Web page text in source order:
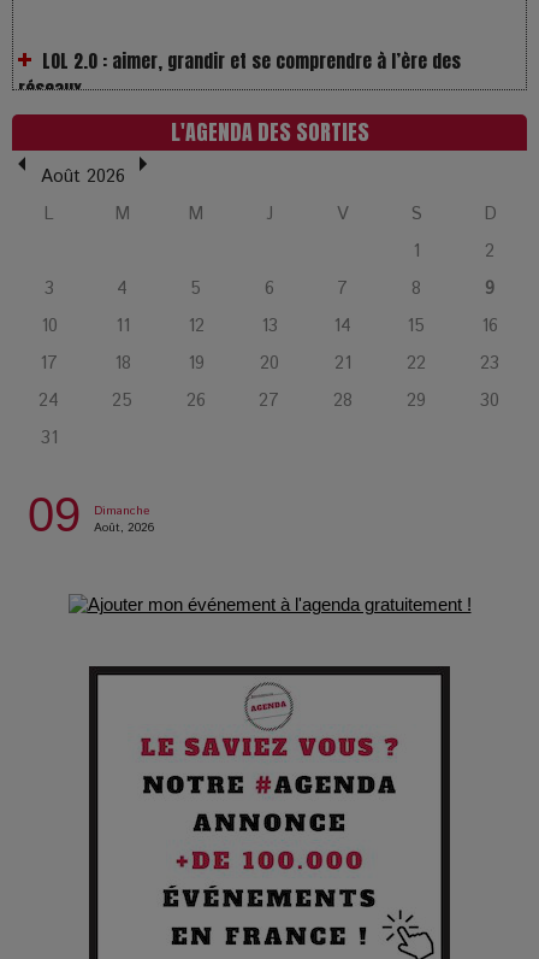
L’Affaire Bojarski : entre faux billets et vraie tragédie
humaine
L’or blanc à la croisée des chemins : Rumilly interroge
l’avenir de la montagne française
La Femme de Ménage : Plongez dans le thriller
des silences
de survie
Journée
Pourquoi les Petites Entreprises Créatives Deviennent les
Les 3 meilleures destinations pour des vacances sportives
Quand l'Opéra Rencontre l'IA : Lola Volonakis, l'Artiste du
Paradoxe qui Chante le Futur
L'AGENDA DES SORTIES
Août 2026
L
M M J V S
D
1
2
3
4 5 6 7 8
9
10
11 12 13 14 15
16
17
18 19 20 21 22
23
24
25 26 27 28 29
30
31
09
Dimanche
Août, 2026